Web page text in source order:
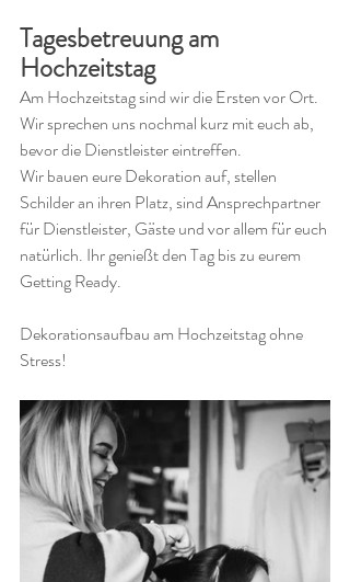
Tagesbetreuung am
Hochzeitstag
Am Hochzeitstag sind wir die Ersten vor Ort.
Wir sprechen uns nochmal kurz mit euch ab,
bevor die Dienstleister eintreffen.
Wir bauen eure Dekoration auf, stellen
Schilder an ihren Platz, sind Ansprechpartner
für Dienstleister, Gäste und vor allem für euch
natürlich. Ihr genießt den Tag bis zu eurem
Getting Ready.
Dekorationsaufbau am Hochzeitstag ohne
Stress!